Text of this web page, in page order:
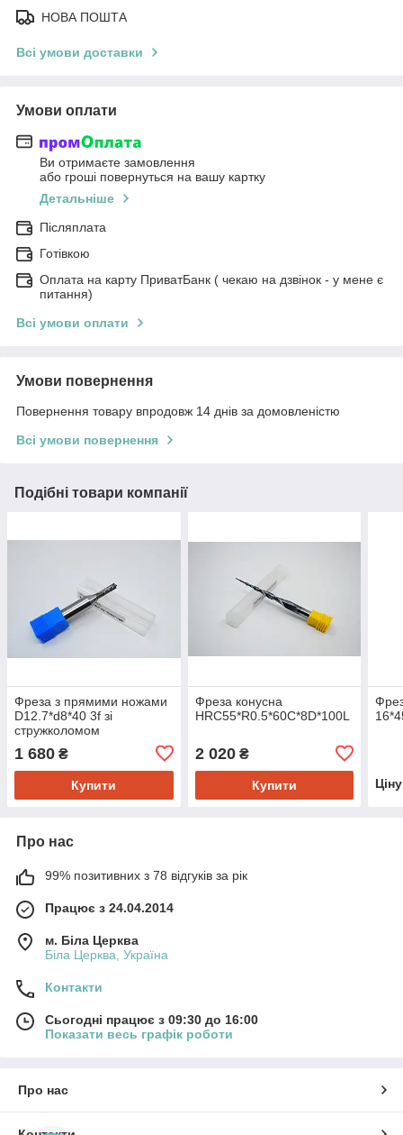
НОВА ПОШТА
Всі умови доставки
Умови оплати
Ви отримаєте замовлення
або гроші повернуться на вашу картку
Детальніше
Післяплата
Готівкою
Оплата на карту ПриватБанк ( чекаю на дзвінок - у мене є
питання)
Всі умови оплати
Умови повернення
Повернення товару впродовж 14 днів за домовленістю
Всі умови повернення
Подібні товари компанії
Фреза з прямими ножами
D12.7*d8*40 3f зі
стружколомом
1 680 ₴
Купити
Фреза конусна
HRC55*R0.5*60C*8D*100L
2 020₴
Купити
Про нас
99% позитивних з 78 відгуків за рік
Працює з 24.04.2014
м. Біла Церква
Біла Церква, Україна
Контакти
Сьогодні працює з 09:30 до 16:00
Показати весь графік роботи
Про нас